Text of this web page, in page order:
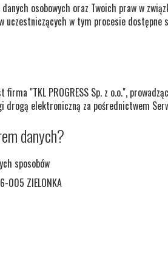
osobowych oraz Twoich praw w
uczestniczących w tym procesie dostępne
"TKL PROGRESS Sp. z o.o.",
elektroniczną za pośrednictwem
danych?
sposobów
005 ZIELONKA